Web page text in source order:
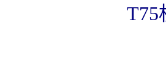
T75